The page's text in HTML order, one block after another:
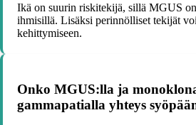
Ikä on suurin riskitekijä, sillä MGUS
ihmisillä. Lisäksi perinnölliset tekijät
kehittymiseen.
Onko MGUS:lla ja
gammapatialla yhteys